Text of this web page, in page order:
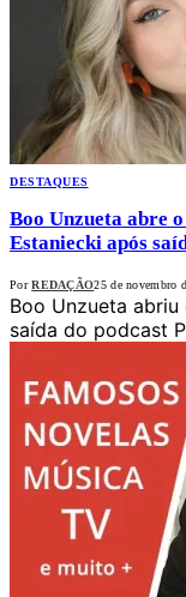
DESTAQUES
Boo Unzueta abre
Estaniecki após
Por REDAÇÃO25 de novembro
Boo Unzueta
saída do podcast